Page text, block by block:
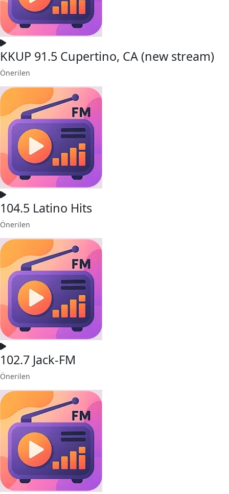
KKUP 91.5 Cupertino, CA (new stream)
Önerilen
104.5 Latino Hits
Önerilen
102.7 Jack-FM
Önerilen